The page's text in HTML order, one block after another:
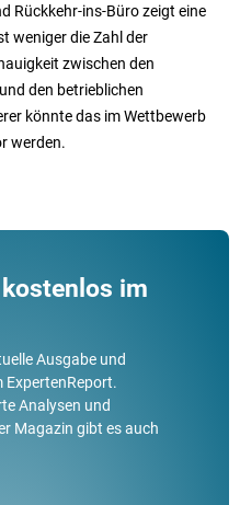
Rückkehr-ins-Büro zeigt eine
weniger die Zahl der
zwischen den
den betrieblichen
könnte das im Wettbewerb
werden.
im
Ausgabe und
ExpertenReport.
Analysen und
Magazin gibt es auch